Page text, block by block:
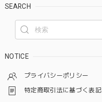
SEARCH
NOTICE
プライバシーポリシー
特定商取引法に基づく表記